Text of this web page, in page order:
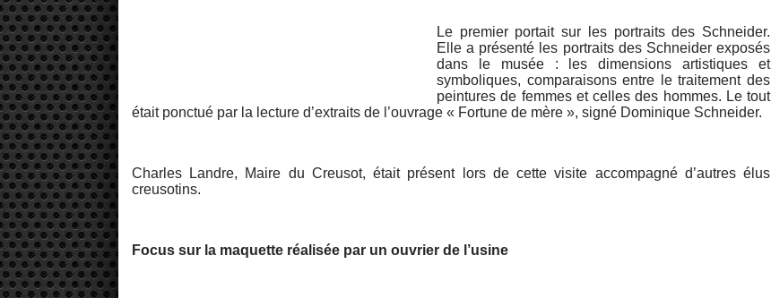
Le premier portait sur les portraits des Schneider.
Elle a présenté les portraits des Schneider exposés
dans le musée : les dimensions artistiques et
symboliques, comparaisons entre le traitement des
peintures de femmes et celles des hommes. Le tout
était ponctué par la lecture d’extraits de l’ouvrage « Fortune de mère », signé Dominique Schneider.
Charles Landre, Maire du Creusot, était présent lors de cette visite accompagné d’autres élus
creusotins.
Focus sur la maquette réalisée par un ouvrier de l’usine